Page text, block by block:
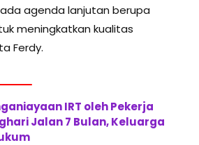
agenda lanjutan berupa
meningkatkan kualitas
Ferdy.
IRT oleh Pekerja
Jalan 7 Bulan, Keluarga